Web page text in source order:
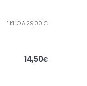
1 KILO A 29,00 €
14,50€